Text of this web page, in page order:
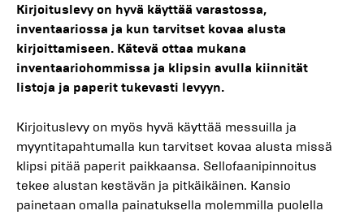
Kirjoituslevy on hyvä käyttää varastossa,
inventaariossa ja kun tarvitset kovaa alusta
kirjoittamiseen. Kätevä ottaa mukana
inventaariohommissa ja klipsin avulla kiinnität
listoja ja paperit tukevasti levyyn.
Kirjoituslevy on myös hyvä käyttää messuilla ja
myyntitapahtumalla kun tarvitset kovaa alusta missä
klipsi pitää paperit paikkaansa. Sellofaanipinnoitus
tekee alustan kestävän ja pitkäikäinen. Kansio
painetaan omalla painatuksella molemmilla puolella